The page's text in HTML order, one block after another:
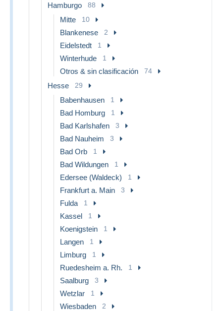
Hamburgo 88
Mitte 10
Blankenese 2
Eidelstedt 1
Winterhude 1
Otros & sin clasificación 74
Hesse 29
Babenhausen 1
Bad Homburg 1
Bad Karlshafen 3
Bad Nauheim 3
Bad Orb 1
Bad Wildungen 1
Edersee (Waldeck) 1
Frankfurt a. Main 3
Fulda 1
Kassel 1
Koenigstein 1
Langen 1
Limburg 1
Ruedesheim a. Rh. 1
Saalburg 3
Wetzlar 1
Wiesbaden 2